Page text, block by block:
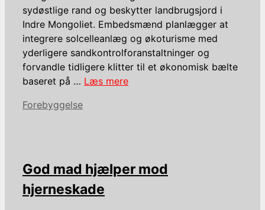
sydøstlige rand og beskytter landbrugsjord i
Indre Mongoliet. Embedsmænd planlægger at
integrere solcelleanlæg og økoturisme med
yderligere sandkontrolforanstaltninger og
forvandle tidligere klitter til et økonomisk bælte
baseret på … Læs mere
Kategorier
Forebyggelse
God mad hjælper mod
hjerneskade